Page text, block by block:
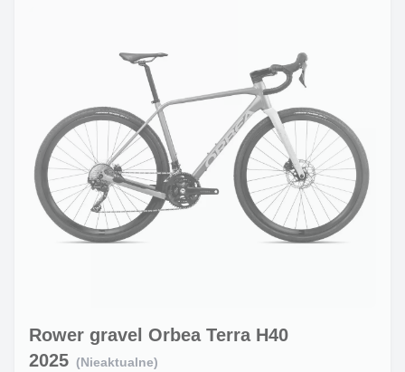
Rower gravel Orbea Terra H40
2025 (Nieaktualne)